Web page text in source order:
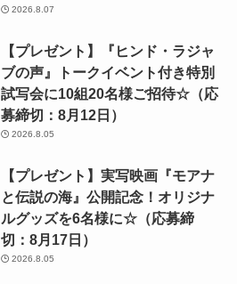
2026.8.07
【プレゼント】『ヒンド・ラジャ
ブの声』トークイベント付き特別
試写会に10組20名様ご招待☆（応
募締切：8月12日）
2026.8.05
【プレゼント】実写映画『モアナ
と伝説の海』公開記念！オリジナ
ルグッズを6名様に☆（応募締
切：8月17日）
2026.8.05